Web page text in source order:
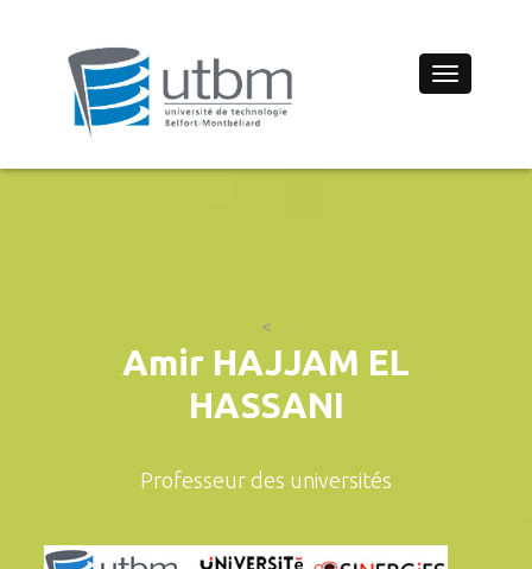
Toggle
<
Amir HAJJAM EL
HASSANI
Professeur des universités